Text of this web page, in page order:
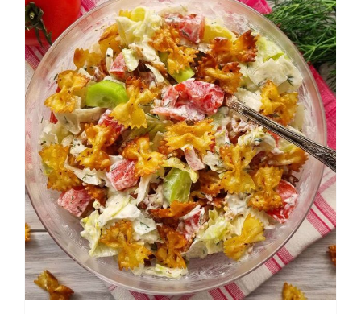
Crunchy Μακαρονοσαλάτα με τραγανά
ζυμαρικά